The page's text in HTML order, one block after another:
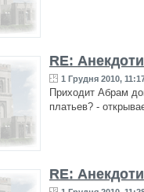
RE: Анекдоти
1 Грудня 2010,
Приходит Абрам
платьев? -
RE: Анекдоти